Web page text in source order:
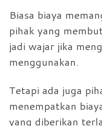
Biasa biaya
pihak yang
jadi wajar jika
menggunakan.
Tetapi ada juga
menempatkan
yang diberikan